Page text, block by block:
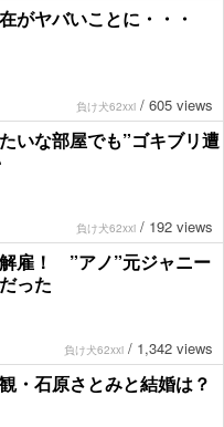
がヤバいことに・・・
負け犬62xxi / 605 views
いな部屋でも”ゴキブリ遭
負け犬62xxi / 192 views
解雇！ ”アノ”元ジャニー
った
負け犬62xxi / 1,342 views
・石原さとみと結婚は？